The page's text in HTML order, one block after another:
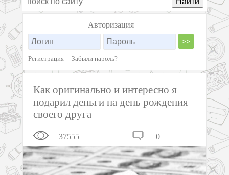
Авторизация
Регистрация Забыли пароль?
Как оригинально и интересно я
подарил деньги на день рождения
своего друга
37555 0